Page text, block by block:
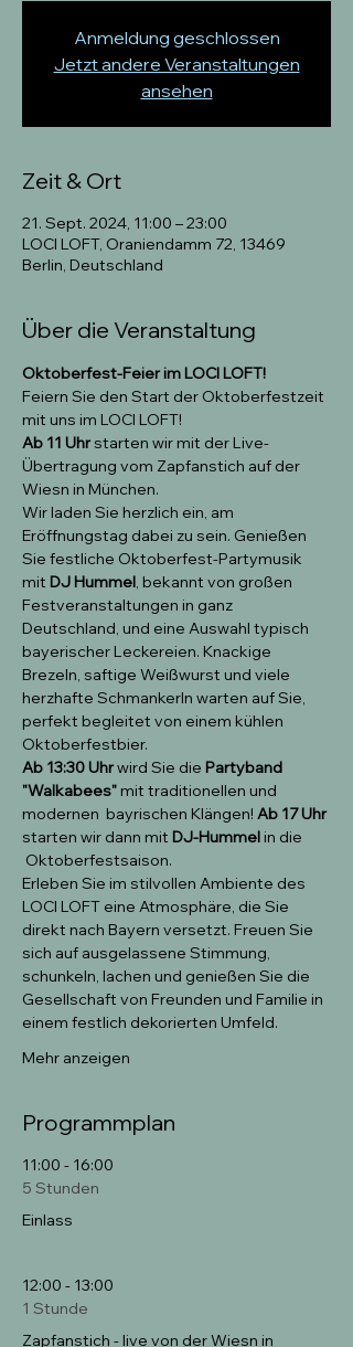
Anmeldung geschlossen
Jetzt andere Veranstaltungen
ansehen
Zeit & Ort
21. Sept. 2024, 11:00 – 23:00
LOCI LOFT, Oraniendamm 72, 13469
Berlin, Deutschland
Über die Veranstaltung
Oktoberfest-Feier im LOCI LOFT!
Feiern Sie den Start der Oktoberfestzeit
mit uns im LOCI LOFT!
Ab 11 Uhr starten wir mit der Live-
Übertragung vom Zapfanstich auf der
Wiesn in München.
Wir laden Sie herzlich ein, am
Eröffnungstag dabei zu sein. Genießen
Sie festliche Oktoberfest-Partymusik
mit DJ Hummel, bekannt von großen
Festveranstaltungen in ganz
Deutschland, und eine Auswahl typisch
bayerischer Leckereien. Knackige
Brezeln, saftige Weißwurst und viele
herzhafte Schmankerln warten auf Sie,
perfekt begleitet von einem kühlen
Oktoberfestbier.
Ab 13:30 Uhr wird Sie die Partyband
"Walkabees" mit traditionellen und
modernen  bayrischen Klängen! Ab 17 Uhr
starten wir dann mit DJ-Hummel in die
Oktoberfestsaison.
Erleben Sie im stilvollen Ambiente des
LOCI LOFT eine Atmosphäre, die Sie
direkt nach Bayern versetzt. Freuen Sie
sich auf ausgelassene Stimmung,
schunkeln, lachen und genießen Sie die
Gesellschaft von Freunden und Familie in
einem festlich dekorierten Umfeld.
Mehr anzeigen
Programmplan
11:00 - 16:00
5 Stunden
Einlass
12:00 - 13:00
1 Stunde
Zapfanstich - live von der Wiesn in